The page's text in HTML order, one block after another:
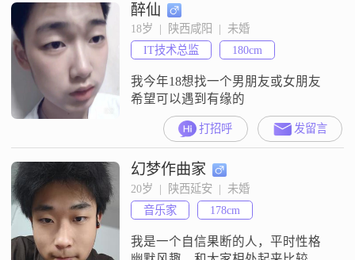
己是个稳重可靠的人，平时做事比
较踏实##3002##同时我也挺幽默风
趣的，自信果断，遇到事情能拿定
主意##3002##在生活中，我是一个
以家庭
醉仙
18岁  |  陕西咸阳  |  未婚
IT技术总监
180cm
我今年18想找一个男朋友或女朋友
希望可以遇到有缘的
打招呼 发留言
幻梦作曲家
20岁  |  陕西延安  |  未婚
音乐家
178cm
我是一个自信果断的人，平时性格